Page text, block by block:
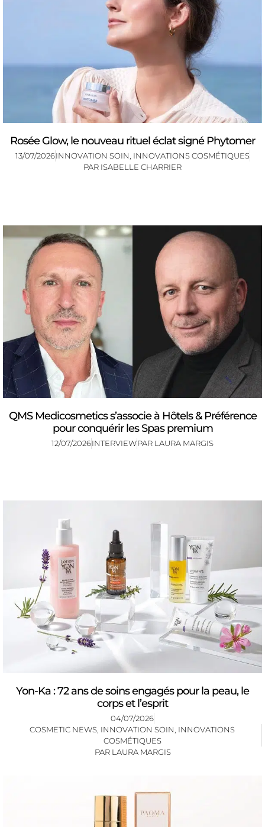
Rosée Glow, le nouveau rituel éclat signé Phytomer
13/07/2026INNOVATION SOIN, INNOVATIONS COSMÉTIQUES
PAR ISABELLE CHARRIER
QMS Medicosmetics s’associe à Hôtels & Préférence
pour conquérir les Spas premium
12/07/2026INTERVIEWPAR LAURA MARGIS
Yon-Ka : 72 ans de soins engagés pour la peau, le
corps et l’esprit
04/07/2026
COSMETIC NEWS, INNOVATION SOIN, INNOVATIONS
COSMÉTIQUES
PAR LAURA MARGIS